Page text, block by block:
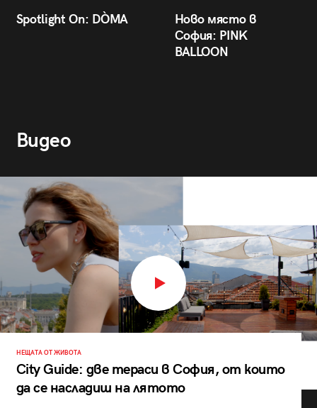
Spotlight On: DÒMA
Ново място в
София: PINK
BALLOON
Видео
НЕЩАТА ОТ ЖИВОТА
City Guide: две тераси в София, от които
да се насладиш на лятото